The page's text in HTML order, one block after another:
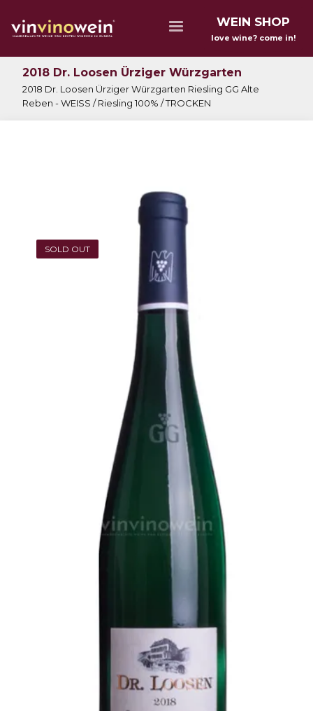
WEIN SHOP
love wine? come in!
2018 Dr. Loosen Ürziger Würzgarten
2018 Dr. Loosen Ürziger Würzgarten Riesling GG Alte
Reben - WEISS / Riesling 100% / TROCKEN
SOLD OUT